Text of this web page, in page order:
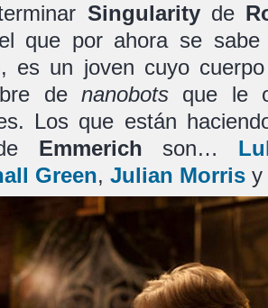
Singularityde
que por ahora se sabe
, es un joven cuyo
de nanobotsque le
Los que están
Emmerich son…
Green,Julian Morris